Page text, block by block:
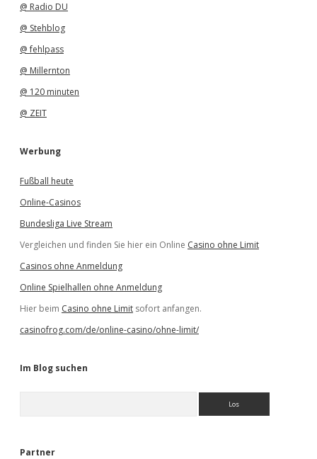
@ Radio DU
@ Stehblog
@ fehlpass
@ Millernton
@ 120 minuten
@ ZEIT
Werbung
Fußball heute
Online-Casinos
Bundesliga Live Stream
Vergleichen und finden Sie hier ein Online Casino ohne Limit
Casinos ohne Anmeldung
Online Spielhallen ohne Anmeldung
Hier beim Casino ohne Limit sofort anfangen.
casinofrog.com/de/online-casino/ohne-limit/
Im Blog suchen
e
Partner